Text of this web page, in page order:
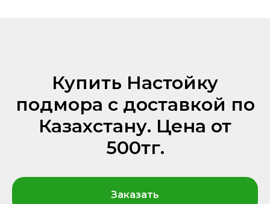
Купить Настойку
подмора с доставкой по
Казахстану. Цена от
500тг.
Заказать